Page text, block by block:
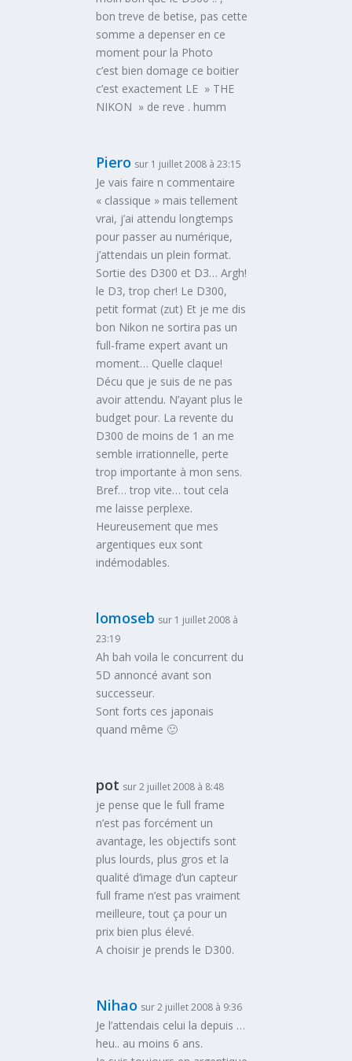
bon treve de betise, pas cette
somme a depenser en ce
moment pour la Photo
c’est bien domage ce boitier
c’est exactement LE » THE
NIKON » de reve . humm
Piero sur 1 juillet 2008 à 23:15
Je vais faire n commentaire
« classique » mais tellement
vrai, j’ai attendu longtemps
pour passer au numérique,
j’attendais un plein format.
Sortie des D300 et D3… Argh!
le D3, trop cher! Le D300,
petit format (zut) Et je me dis
bon Nikon ne sortira pas un
full-frame expert avant un
moment… Quelle claque!
Décu que je suis de ne pas
avoir attendu. N’ayant plus le
budget pour. La revente du
D300 de moins de 1 an me
semble irrationnelle, perte
trop importante à mon sens.
Bref… trop vite… tout cela
me laisse perplexe.
Heureusement que mes
argentiques eux sont
indémodables.
lomoseb sur 1 juillet 2008 à
23:19
Ah bah voila le concurrent du
5D annoncé avant son
successeur.
Sont forts ces japonais
quand même 🙂
pot sur 2 juillet 2008 à 8:48
je pense que le full frame
n’est pas forcément un
avantage, les objectifs sont
plus lourds, plus gros et la
qualité d’image d’un capteur
full frame n’est pas vraiment
meilleure, tout ça pour un
prix bien plus élevé.
A choisir je prends le D300.
Nihao sur 2 juillet 2008 à 9:36
Je l’attendais celui la depuis …
heu.. au moins 6 ans.